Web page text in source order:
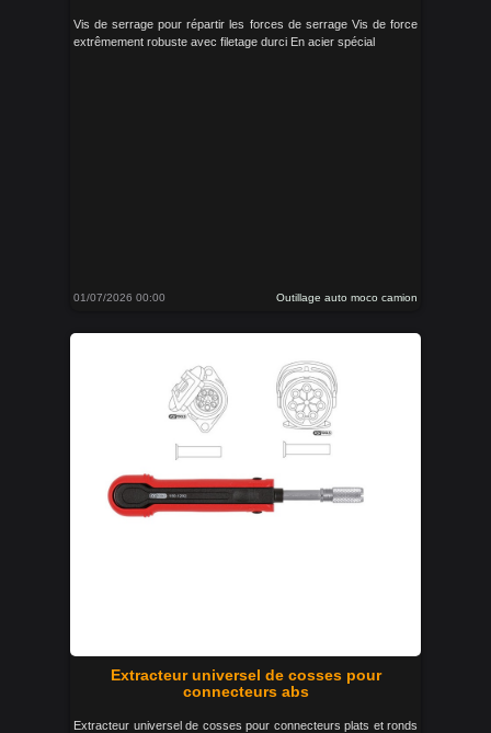
Vis de serrage pour répartir les forces de serrage Vis de force
extrêmement robuste avec filetage durci En acier spécial
01/07/2026 00:00 Outillage auto moco camion
Extracteur universel de cosses pour
connecteurs abs
Extracteur universel de cosses pour connecteurs plats et ronds